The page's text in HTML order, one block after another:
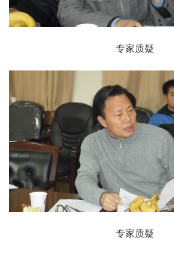
专家质疑
专家质疑